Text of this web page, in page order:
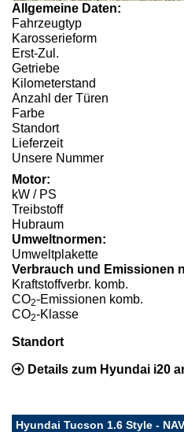
Allgemeine Daten:
Fahrzeugtyp
Karosserieform
Erst-Zul.
Getriebe
Kilometerstand
Anzahl der Türen
Farbe
Standort
Lieferzeit
Unsere Nummer
Motor:
kW / PS
Treibstoff
Hubraum
Umweltnormen:
Umweltplakette
Verbrauch und Emissionen
Kraftstoffverbr. komb.
CO2-Emissionen komb.
CO2-Klasse
Standort
Details zum Hyundai i20
Hyundai Tucson 1.6 Style -